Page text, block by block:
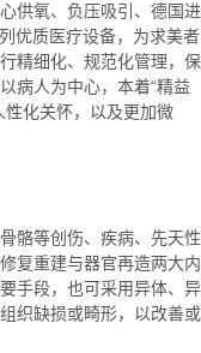
供氧、负压吸引、德国进
优质医疗设备，为求美者
精细化、规范化管理，保
病人为中心，本着“精益
性化关怀，以及更加微
骼等创伤、疾病、先天性
复重建与器官再造两大内
手段，也可采用异体、异
织缺损或畸形，以改善或